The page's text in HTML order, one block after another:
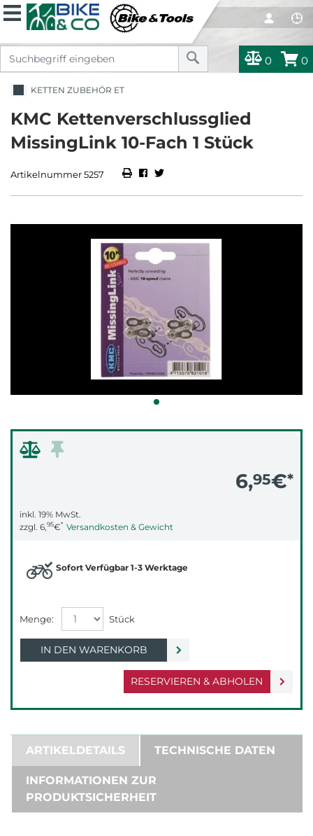
0 0
KETTEN ZUBEHÖR ET
KMC Kettenverschlussglied
MissingLink 10-Fach 1 Stück
Artikelnummer 5257
6,95€*
inkl. 19% MwSt.
zzgl. 6,95€* Versandkosten & Gewicht
RESERVIEREN & ABHOLEN
Sofort Verfügbar 1-3 Werktage
IN DEN WARENKORB
ARTIKELDETAILS TECHNISCHE DATEN
INFORMATIONEN ZUR
PRODUKTSICHERHEIT